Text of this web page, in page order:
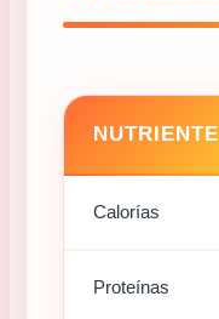
NUTRIENTE
Calorías
Proteínas